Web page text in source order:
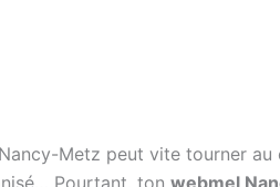
Metz peut vite tourner
Pourtant, ton webmel